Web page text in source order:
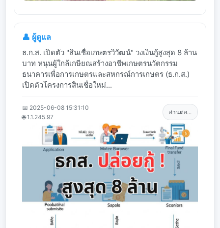
👤 ผู้ดูแล
ธ.ก.ส. เปิดตัว "สินเชื่อเกษตรวิวัฒน์" วงเงินกู้สูงสุด 8 ล้าน
บาท หนุนผู้ใกล้เกษียณสร้างอาชีพเกษตรนวัตกรรม
ธนาคารเพื่อการเกษตรและสหกรณ์การเกษตร (ธ.ก.ส.)
เปิดตัวโครงการสินเชื่อใหม่...
📅 2025-06-08 15:31:10
🌐 1.1.245.97
อ่านต่อ...